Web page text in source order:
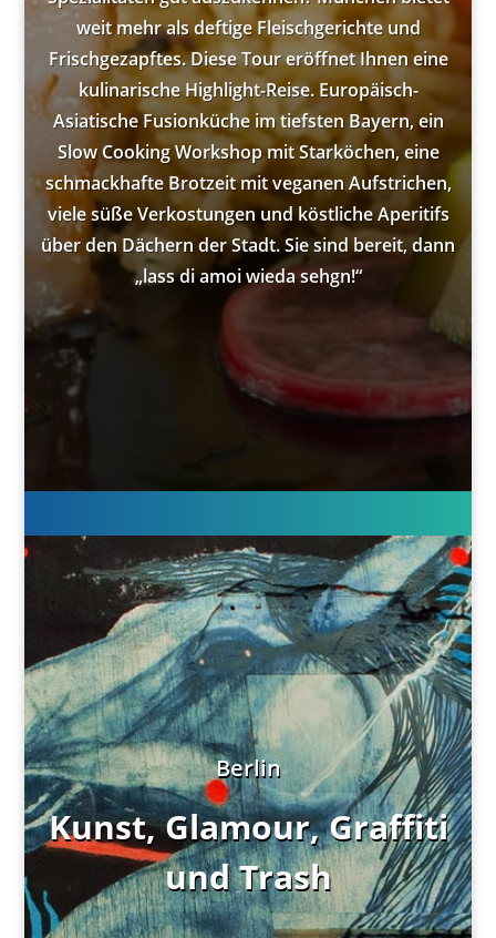
weit mehr als deftige Fleischgerichte und
Frischgezapftes. Diese Tour eröffnet Ihnen eine
kulinarische Highlight-Reise. Europäisch-
Asiatische Fusionküche im tiefsten Bayern, ein
Slow Cooking Workshop mit Starköchen, eine
schmackhafte Brotzeit mit veganen Aufstrichen,
viele süße Verkostungen und köstliche Aperitifs
über den Dächern der Stadt. Sie sind bereit, dann
„lass di amoi wieda sehgn!“
Berlin
Kunst, Glamour, Graffiti
und Trash